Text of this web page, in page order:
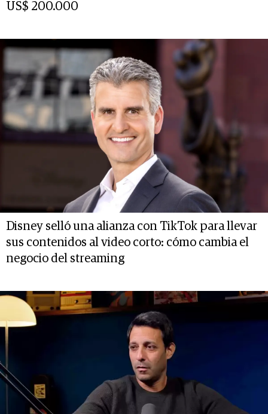
US$ 200.000
Disney selló una alianza con TikTok para llevar
sus contenidos al video corto: cómo cambia el
negocio del streaming